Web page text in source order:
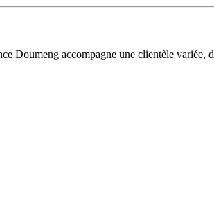
Doumeng accompagne une clientèle variée,